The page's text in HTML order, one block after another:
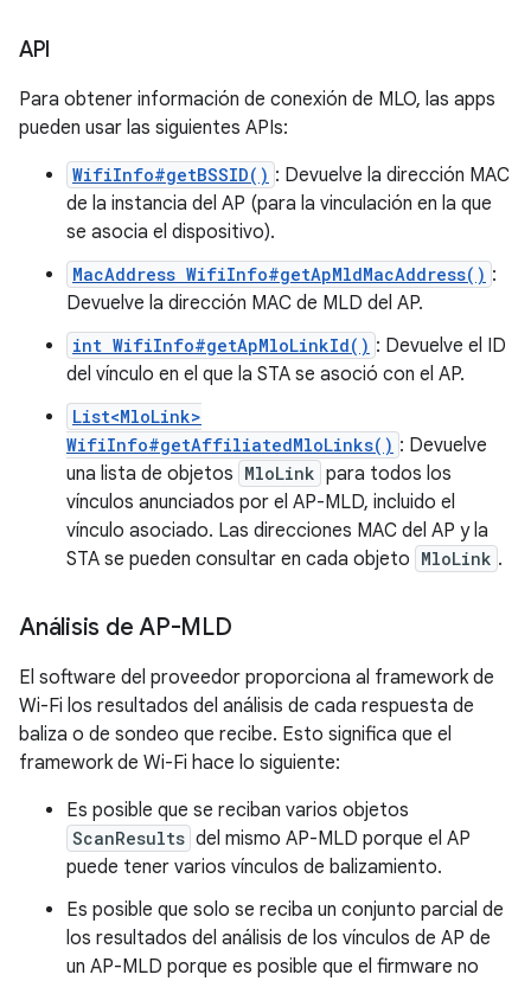
API
Para obtener información de conexión de MLO, las apps
pueden usar las siguientes APIs:
WifiInfo#getBSSID() : Devuelve la dirección MAC
de la instancia del AP (para la vinculación en la que
se asocia el dispositivo).
MacAddress WifiInfo#getApMldMacAddress() :
Devuelve la dirección MAC de MLD del AP.
int WifiInfo#getApMloLinkId() : Devuelve el ID
del vínculo en el que la STA se asoció con el AP.
List<MloLink>
WifiInfo#getAffiliatedMloLinks() : Devuelve
una lista de objetos MloLink para todos los
vínculos anunciados por el AP-MLD, incluido el
vínculo asociado. Las direcciones MAC del AP y la
STA se pueden consultar en cada objeto MloLink .
Análisis de AP-MLD
El software del proveedor proporciona al framework de
Wi-Fi los resultados del análisis de cada respuesta de
baliza o de sondeo que recibe. Esto significa que el
framework de Wi-Fi hace lo siguiente:
Es posible que se reciban varios objetos
ScanResults del mismo AP-MLD porque el AP
puede tener varios vínculos de balizamiento.
Es posible que solo se reciba un conjunto parcial de
los resultados del análisis de los vínculos de AP de
un AP-MLD porque es posible que el firmware no